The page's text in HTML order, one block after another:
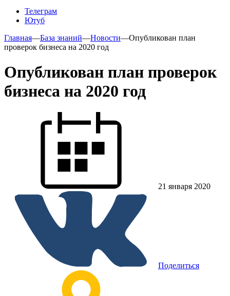
Телеграм
Ютуб
Главная—База знаний—Новости—Опубликован план
проверок бизнеса на 2020 год
Опубликован план проверок
бизнеса на 2020 год
21 января 2020
Поделиться